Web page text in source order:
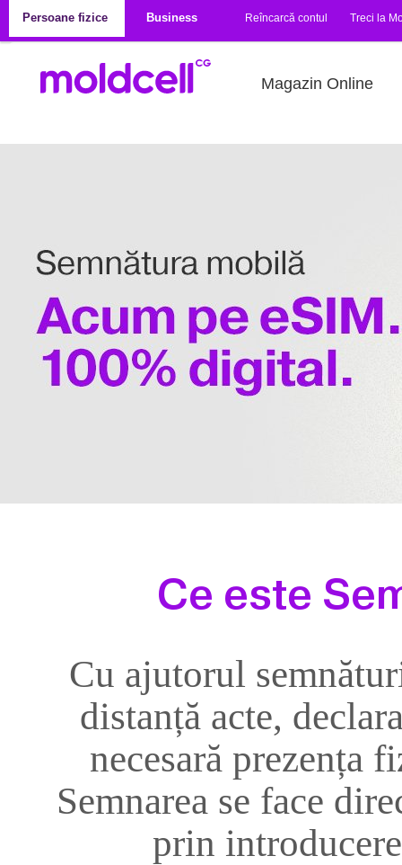
Persoane fizice
Business Reîncarcă contul Treci la
Magazin Online
Ce este
Cu ajutorul
distanță acte,
necesară prezența
Semnarea se face
prin